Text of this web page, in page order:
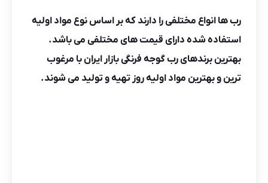
رب ها انواع مختلفی را دارند که بر اساس نوع مواد اولیه
استفاده شده دارای قیمت های مختلفی می باشد.
بهترین برندهای رب گوجه فرنگی بازار ایران با مرغوب
ترین و بهترین مواد اولیه روز تهیه و تولید می شوند.